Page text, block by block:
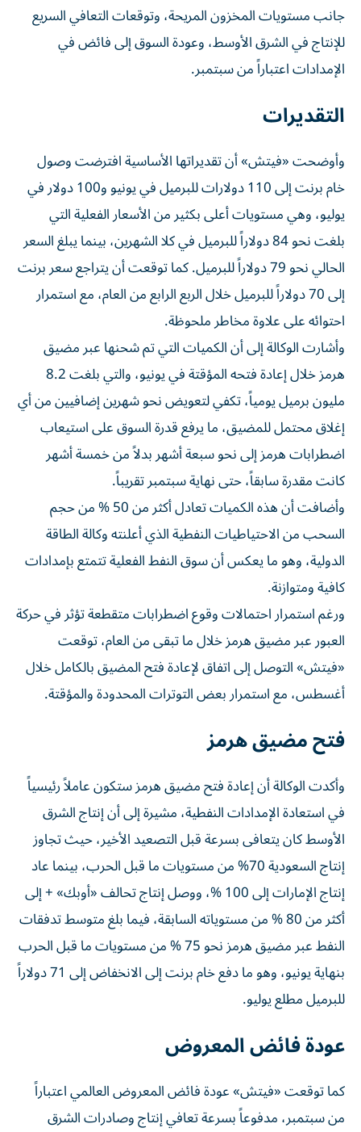
جانب مستويات المخزون المريحة، وتوقعات التعافي السريع
للإنتاج في الشرق الأوسط، وعودة السوق إلى فائض في
الإمدادات اعتباراً من سبتمبر.
التقديرات
وأوضحت «فيتش» أن تقديراتها الأساسية افترضت وصول
خام برنت إلى 110 دولارات للبرميل في يونيو و100 دولار في
يوليو، وهي مستويات أعلى بكثير من الأسعار الفعلية التي
بلغت نحو 84 دولاراً للبرميل في كلا الشهرين، بينما يبلغ السعر
الحالي نحو 79 دولاراً للبرميل. كما توقعت أن يتراجع سعر برنت
إلى 70 دولاراً للبرميل خلال الربع الرابع من العام، مع استمرار
احتوائه على علاوة مخاطر ملحوظة.
وأشارت الوكالة إلى أن الكميات التي تم شحنها عبر مضيق
هرمز خلال إعادة فتحه المؤقتة في يونيو، والتي بلغت 8.2
مليون برميل يومياً، تكفي لتعويض نحو شهرين إضافيين من أي
إغلاق محتمل للمضيق، ما يرفع قدرة السوق على استيعاب
اضطرابات هرمز إلى نحو سبعة أشهر بدلاً من خمسة أشهر
كانت مقدرة سابقاً، حتى نهاية سبتمبر تقريباً.
وأضافت أن هذه الكميات تعادل أكثر من 50 % من حجم
السحب من الاحتياطيات النفطية الذي أعلنته وكالة الطاقة
الدولية، وهو ما يعكس أن سوق النفط الفعلية تتمتع بإمدادات
كافية ومتوازنة.
ورغم استمرار احتمالات وقوع اضطرابات متقطعة تؤثر في حركة
العبور عبر مضيق هرمز خلال ما تبقى من العام، توقعت
«فيتش» التوصل إلى اتفاق لإعادة فتح المضيق بالكامل خلال
أغسطس، مع استمرار بعض التوترات المحدودة والمؤقتة.
فتح مضيق هرمز
وأكدت الوكالة أن إعادة فتح مضيق هرمز ستكون عاملاً رئيسياً
في استعادة الإمدادات النفطية، مشيرة إلى أن إنتاج الشرق
الأوسط كان يتعافى بسرعة قبل التصعيد الأخير، حيث تجاوز
إنتاج السعودية 70% من مستويات ما قبل الحرب، بينما عاد
إنتاج الإمارات إلى 100 %، ووصل إنتاج تحالف «أوبك» + إلى
أكثر من 80 % من مستوياته السابقة، فيما بلغ متوسط تدفقات
النفط عبر مضيق هرمز نحو 75 % من مستويات ما قبل الحرب
بنهاية يونيو، وهو ما دفع خام برنت إلى الانخفاض إلى 71 دولاراً
للبرميل مطلع يوليو.
عودة فائض المعروض
كما توقعت «فيتش» عودة فائض المعروض العالمي اعتباراً
من سبتمبر، مدفوعاً بسرعة تعافي إنتاج وصادرات الشرق